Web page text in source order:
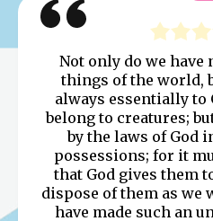
Not only do we
things of the world,
always essentially to
belong to creatures;
by the laws of God
possessions; for it
that God gives them
dispose of them as we
have made such an